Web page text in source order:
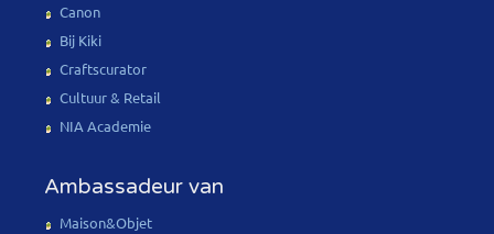
Canon
Bij Kiki
Craftscurator
Cultuur & Retail
NIA Academie
Ambassadeur van
Maison&Objet